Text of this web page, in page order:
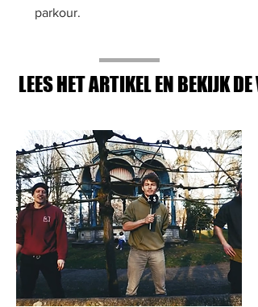
parkour.
LEES HET ARTIKEL EN BEKIJK DE